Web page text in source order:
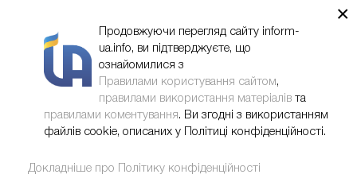
×
Продовжуючи перегляд сайту inform-
ua.info, ви підтверджуєте, що
ознайомилися з
Правилами користування сайтом,
правилами використання матеріалів та
правилами коментування. Ви згодні з використанням
файлів cookie, описаних у Політиці конфіденційності.
Докладніше про Політику конфіденційності